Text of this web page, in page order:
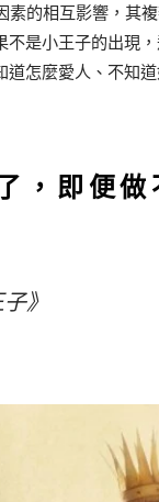
的相互影響，其
是小王子的出現
怎麼愛人、不知
，即便做
》